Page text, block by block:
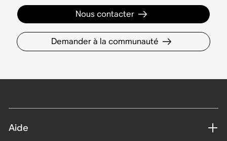
Nous contacter
Demander à la communauté
Aide